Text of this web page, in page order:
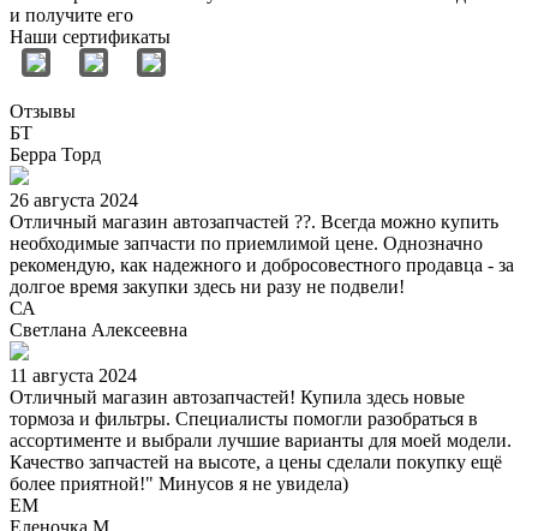
и получите его
Наши сертификаты
Отзывы
БТ
Берра Торд
26 августа 2024
Отличный магазин автозапчастей ??. Всегда можно купить
необходимые запчасти по приемлимой цене. Однозначно
рекомендую, как надежного и добросовестного продавца - за
долгое время закупки здесь ни разу не подвели!
СА
Светлана Алексеевна
11 августа 2024
Отличный магазин автозапчастей! Купила здесь новые
тормоза и фильтры. Специалисты помогли разобраться в
ассортименте и выбрали лучшие варианты для моей модели.
Качество запчастей на высоте, а цены сделали покупку ещё
более приятной!" Минусов я не увидела)
ЕМ
Еленочка М